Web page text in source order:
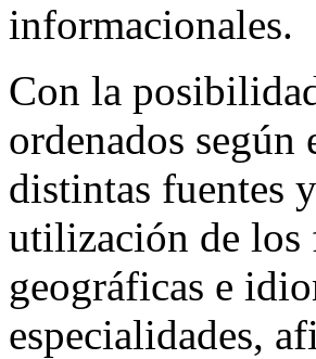
informacionales.
Con la
ordenados
distintas fuentes
utilización de los
geográficas e
especialidades,